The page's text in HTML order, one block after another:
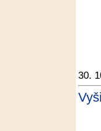
30.